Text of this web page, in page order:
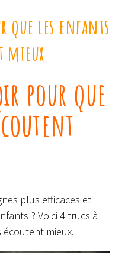
que les enfants
mieux
pour que
plus efficaces et
? Voici 4 trucs à
mieux.